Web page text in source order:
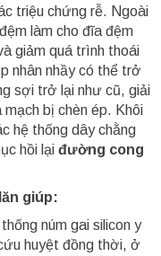
triệu chứng rễ. Ngoài
làm cho đĩa đệm
giảm quá trình thoái
nhân nhầy có thể trở
sợi trở lại như cũ, giải
bị chèn ép. Khôi
hệ thống dây chằng
hồi lại đường cong
giúp:
núm gai silicon y
huyệt đồng thời, ở